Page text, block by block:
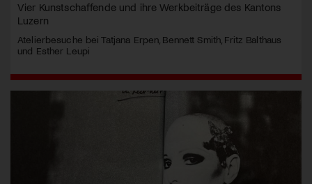
Vier Kunstschaffende und ihre Werkbeiträge des Kantons
Luzern
Atelierbesuche bei Tatjana Erpen, Bennett Smith, Fritz Balthaus
und Esther Leupi